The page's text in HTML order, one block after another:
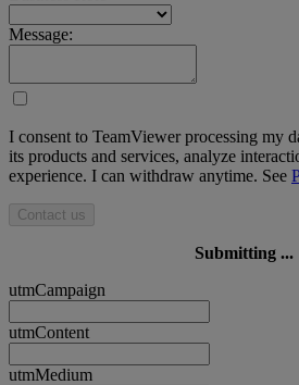
Message:
I consent to TeamViewer processing my
its products and services, analyze
experience. I can withdraw anytime. See
Contact us
Submitting ...
utmCampaign
utmContent
utmMedium